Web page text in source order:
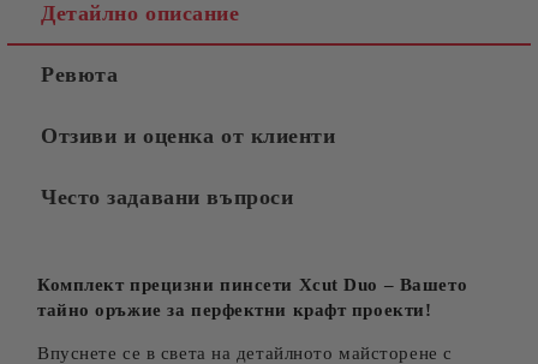
Детайлно описание
Ревюта
Отзиви и оценка от клиенти
Често задавани въпроси
Комплект прецизни пинсети Xcut Duo – Вашето
тайно оръжие за перфектни крафт проекти!
Впуснете се в света на детайлното майсторене с